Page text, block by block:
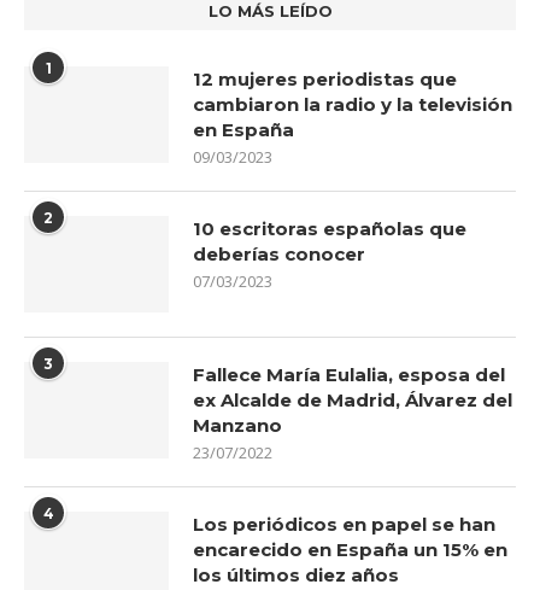
LO MÁS LEÍDO
1
12 mujeres periodistas que
cambiaron la radio y la televisión
en España
09/03/2023
2
10 escritoras españolas que
deberías conocer
07/03/2023
3
Fallece María Eulalia, esposa del
ex Alcalde de Madrid, Álvarez del
Manzano
23/07/2022
4
Los periódicos en papel se han
encarecido en España un 15% en
los últimos diez años